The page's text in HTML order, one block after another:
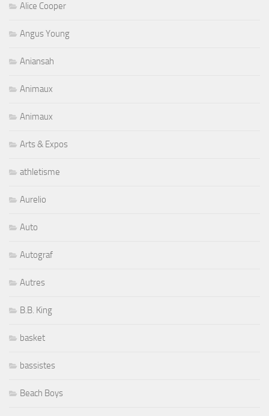
Alice Cooper
Angus Young
Aniansah
Animaux
Animaux
Arts & Expos
athletisme
Aurelio
Auto
Autograf
Autres
B.B. King
basket
bassistes
Beach Boys